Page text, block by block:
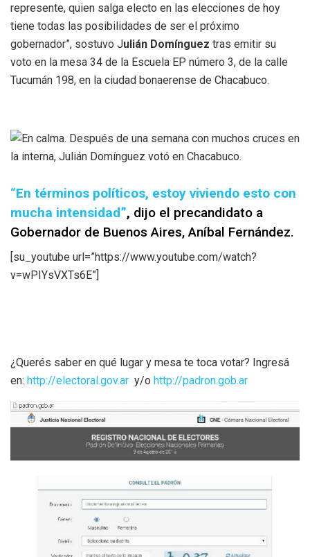
represente, quien salga electo en las elecciones de hoy
tiene todas las posibilidades de ser el próximo
gobernador”, sostuvo Julián Domínguez tras emitir su
voto en la mesa 34 de la Escuela EP número 3, de la calle
Tucumán 198, en la ciudad bonaerense de Chacabuco.
“En términos políticos, estoy viviendo esto con
mucha intensidad”, dijo el precandidato a
Gobernador de Buenos Aires, Aníbal Fernández.
[su_youtube url=”https://www.youtube.com/watch?
v=wPIYsVXTs6E”]
¿Querés saber en qué lugar y mesa te toca votar? Ingresá
en: http://electoral.gov.ar y/o http://padron.gob.ar